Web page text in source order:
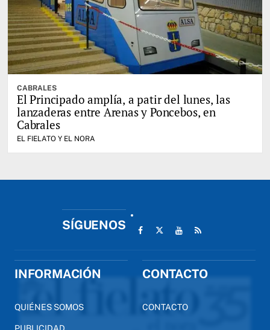
CABRALES
El Principado amplía, a patir del lunes, las
lanzaderas entre Arenas y Poncebos, en
Cabrales
EL FIELATO Y EL NORA
SÍGUENOS
INFORMACIÓN
QUIÉNES SOMOS
CONTACTO
CONTACTO